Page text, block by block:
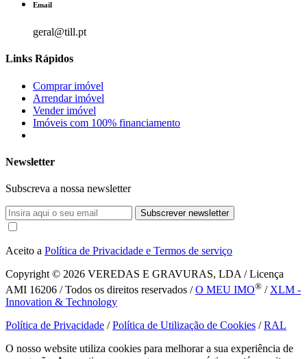
Email
geral@till.pt
Links Rápidos
Comprar imóvel
Arrendar imóvel
Vender imóvel
Imóveis com 100% financiamento
Newsletter
Subscreva a nossa newsletter
Subscrever newsletter
Aceito a Política de Privacidade e Termos de serviço
Copyright © 2026 VEREDAS E GRAVURAS, LDA / Licença
AMI 16206 / Todos os direitos reservados /O MEU IMO® / XLM -
Innovation & Technology
Política de Privacidade /Política de Utilização de Cookies /RAL
O nosso website utiliza cookies para melhorar a sua experiência de